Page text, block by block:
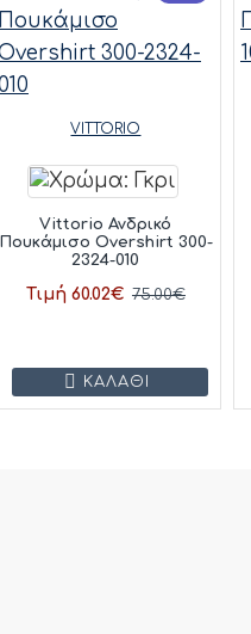
VITTORIO
Vittorio Ανδρικό
Πουκάμισο Overshirt 300-
2324-010
Τιμή 60.02€ 75.00€
ΚΑΛΆΘΙ